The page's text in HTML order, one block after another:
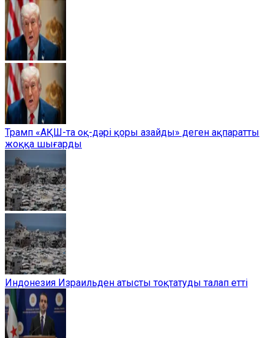
Трамп «АҚШ-та оқ-дәрі қоры азайды» деген ақпаратты
жоққа шығарды
Индонезия Израильден атысты тоқтатуды талап етті